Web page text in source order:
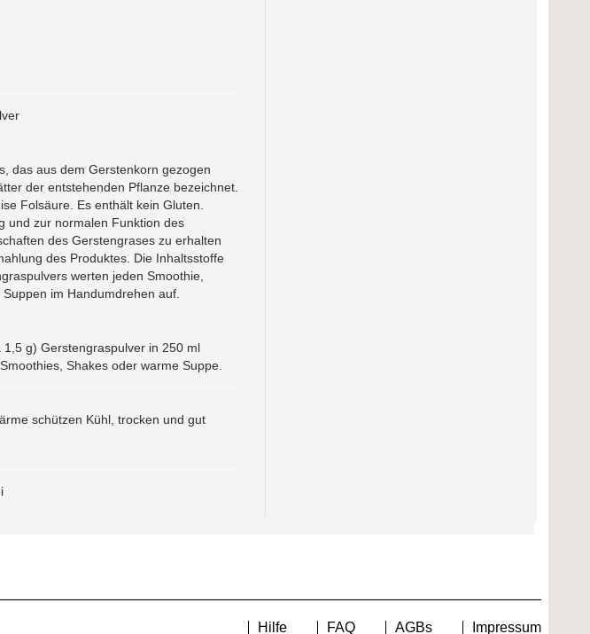
das aus dem Gerstenkorn gezogen
der entstehenden Pflanze bezeichnet.
Folsäure. Es enthält kein Gluten.
und zur normalen Funktion des
des Gerstengrases zu erhalten
des Produktes. Die Inhaltsstoffe
werten jeden Smoothie,
im Handumdrehen auf.
g) Gerstengraspulver in 250 ml
Shakes oder warme Suppe.
schützen Kühl, trocken und gut
Hilfe FAQ AGBs Impressum